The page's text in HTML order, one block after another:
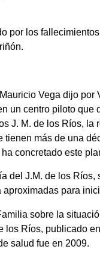
por los
Vega dijo
un centro piloto que
J. M. de los Ríos,
más de una
concretado este
del J.M. de los
para
sobre la
los Ríos, publicado
salud fue en 2009.